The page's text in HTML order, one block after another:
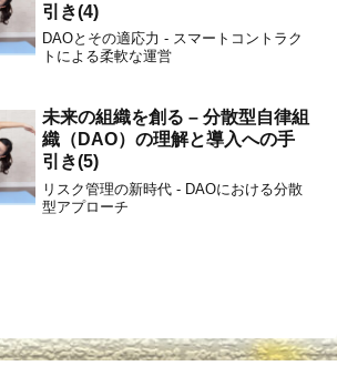
引き(4)
DAOとその適応力 - スマートコントラク
トによる柔軟な運営
未来の組織を創る – 分散型自律組
織（DAO）の理解と導入への手
引き(5)
リスク管理の新時代 - DAOにおける分散
型アプローチ